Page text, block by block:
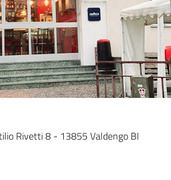
Rivetti 8 - 13855 Valdengo BI